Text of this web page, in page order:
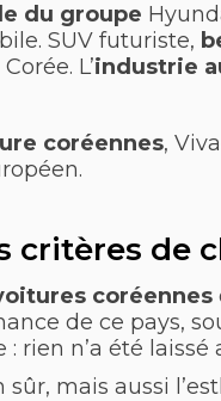
du groupe
SUV futuriste,
L’industrie
coréennes,
critères de
coréennes
de ce pays,
rien n’a été laissé
mais aussi